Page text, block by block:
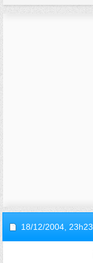
18/12/2004, 23h23